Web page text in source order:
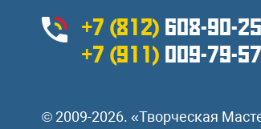
+7 (812) 608-90-25
+7 (911) 009-79-57
© 2009-2026. «Творческая